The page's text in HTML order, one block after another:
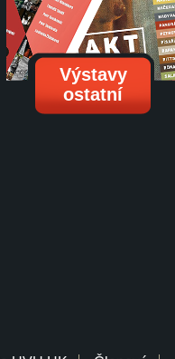
Výstavy
ostatní